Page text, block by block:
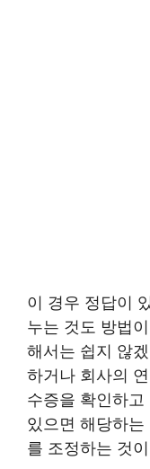
이 경우 정답이
누는 것도 방법
해서는 쉽지 않
하거나 회사의
수증을 확인하
있으면 해당하
를 조정하는 것